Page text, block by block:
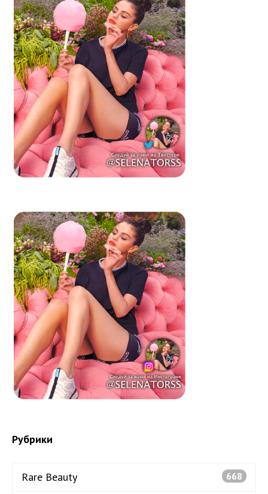
Рубрики
Rare Beauty 668